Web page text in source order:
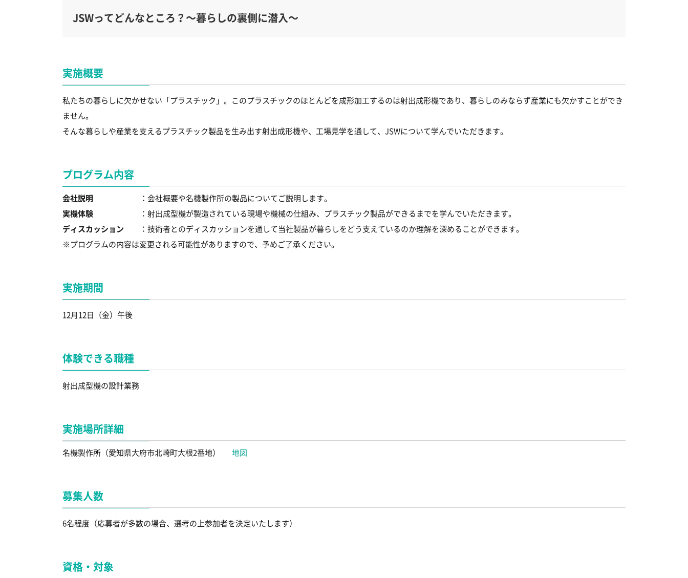
JSWってどんなところ？～暮らしの裏側に潜入～
実施概要
私たちの暮らしに欠かせない「プラスチック」。このプラスチックのほとんどを成形加工するのは射出成形機であり、暮らしのみならず産業にも欠かすことができ
ません。
そんな暮らしや産業を支えるプラスチック製品を生み出す射出成形機や、工場見学を通して、JSWについて学んでいただきます。
プログラム内容
会社説明
：会社概要や名機製作所の製品についてご説明します。
実機体験
：射出成型機が製造されている現場や機械の仕組み、プラスチック製品ができるまでを学んでいただきます。
ディスカッション
：技術者とのディスカッションを通して当社製品が暮らしをどう支えているのか理解を深めることができます。
プログラムの内容は変更される可能性がありますので、予めご了承ください。
実施期間
12月12日（金）午後
体験できる職種
射出成型機の設計業務
実施場所詳細
名機製作所（愛知県大府市北崎町大根2番地） 地図
募集人数
6名程度（応募者が多数の場合、選考の上参加者を決定いたします）
資格・対象